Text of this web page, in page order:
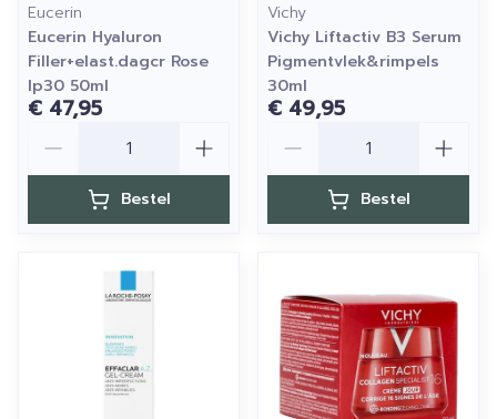
Eucerin
Eucerin Hyaluron
Filler+elast.dagcr Rose
Ip30 50ml
€ 47,95
Bestel
Vichy
Vichy Liftactiv B3 Serum
Pigmentvlek&rimpels
30ml
€ 49,95
Bestel